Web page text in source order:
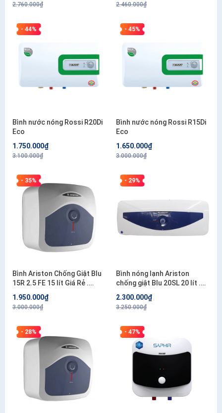
2.760.000₫ 2.460.000₫
- 44%
Bình nước nóng Rossi R20Di
Eco
1.750.000₫
3.100.000₫
- 45%
Bình nước nóng Rossi R15Di
Eco
1.650.000₫
3.000.000₫
- 35%
Bình Ariston Chống Giật Blu
15R 2.5 FE 15 lít Giá Rẻ .
1.950.000₫
3.000.000₫
- 29%
Bình nóng lạnh Ariston
chống giật Blu 20SL 20 lít .
2.300.000₫
3.250.000₫
- 28% - 47%